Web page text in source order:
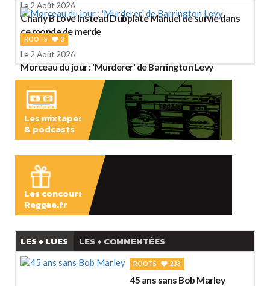
Le 2 Août 2026
Charly B Love Instead Dubplate Manuel de survie dans
ce monde de merde
ROOTS 3
Le 2 Août 2026
Morceau du jour : 'Murderer' de Barrington Levy
Les mixtapes
& podcasts
Les concours
Reggae.fr
LES + LUES LES + COMMENTÉES
ROOTS 233
45 ans sans Bob Marley